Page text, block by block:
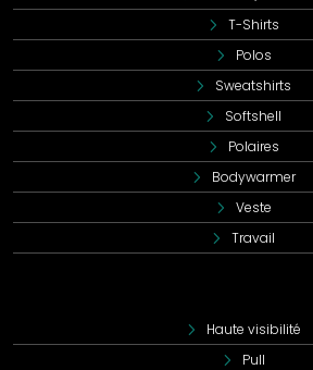
besoins sans compromis sur la qualité.
En conclusion, notre paire de
avec confort EVA représente un choix
qualité, personnalisation, confortet
proposition en termes derapport
T-Shirts
Polos
Sweatshirts
Softshell
Polaires
Bodywarmer
Veste
Travail
Haute visibilité
Pull